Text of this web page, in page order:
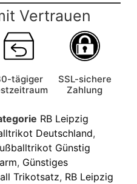
Vertrauen
tägiger
SSL-sichere
Zahlung
RB Leipzig
Deutschland,
Günstig
, Günstiges
Trikotsatz, RB Leipzig